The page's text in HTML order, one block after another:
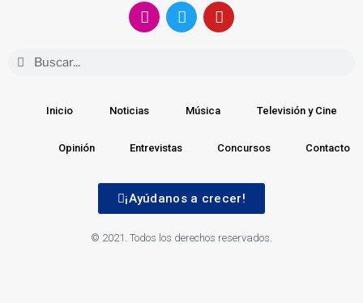
Inicio Noticias Música Televisión y Cine
Opinión Entrevistas Concursos Contacto
¡Ayúdanos a crecer!
© 2021. Todos los derechos reservados.